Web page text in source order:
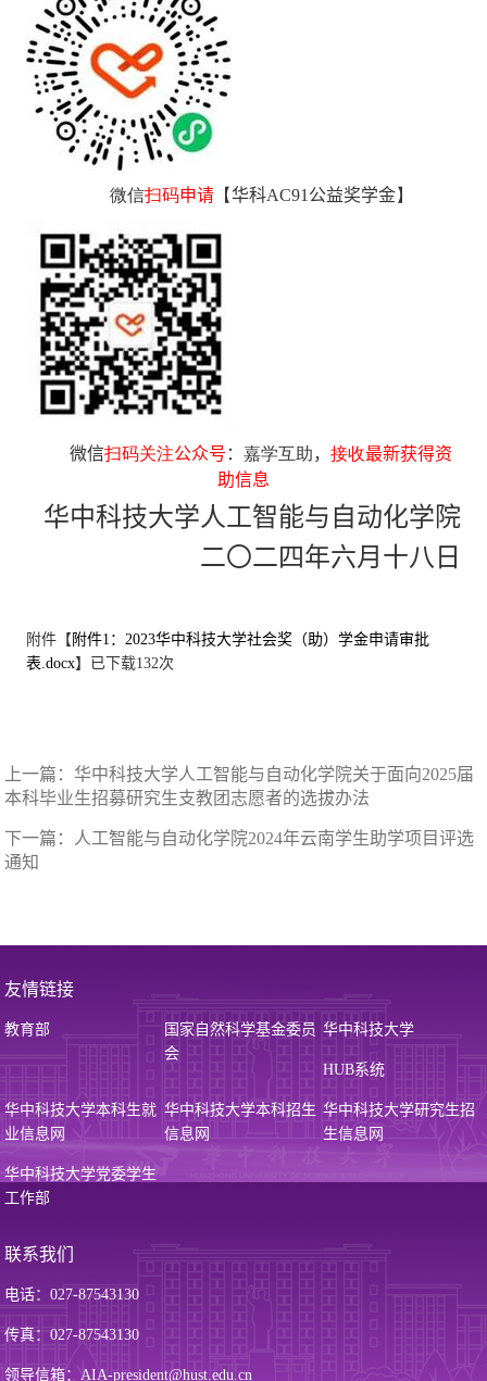
微信扫码申请【华科AC91公益奖学金】
微信扫码关注公众号 ： 嘉学互助， 接收最新获得资
助信息
华中科技大学人工智能与自动化学院
二〇二四年六月十八日
附件【附件1：2023华中科技大学社会奖（助）学金申请审批
表.docx】已下载132次
上一篇：华中科技大学人工智能与自动化学院关于面向2025届
本科毕业生招募研究生支教团志愿者的选拔办法
下一篇： 人工智能与自动化学院2024年云南学生助学项目评选
通知
友情链接
教育部
国家自然科学基金委员
会
华中科技大学
HUB系统
华中科技大学本科生就
业信息网
华中科技大学本科招生
信息网
华中科技大学研究生招
生信息网
华中科技大学党委学生
工作部
联系我们
电话：027-87543130
传真：027-87543130
领导信箱：AIA-president@hust.edu.cn